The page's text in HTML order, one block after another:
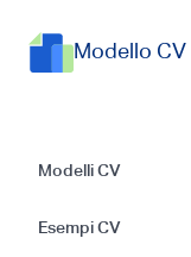
Modello CV
Modelli CV
Esempi CV